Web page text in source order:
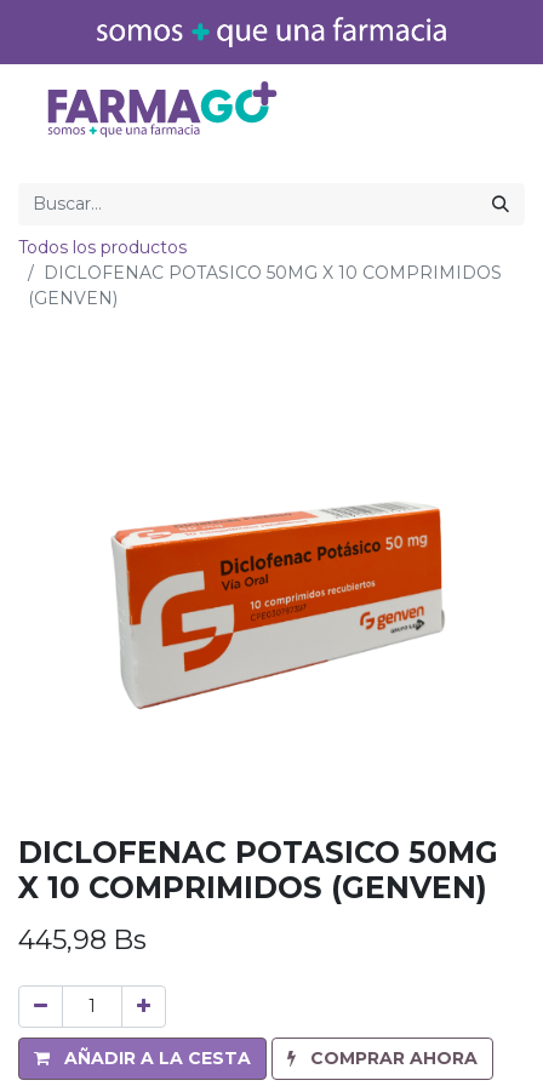
Todos los productos
DICLOFENAC POTASICO 50MG X 10 COMPRIMIDOS
(GENVEN)
DICLOFENAC POTASICO 50MG
X 10 COMPRIMIDOS (GENVEN)
445,98 Bs
AÑADIR A LA CESTA COMPRAR AHORA